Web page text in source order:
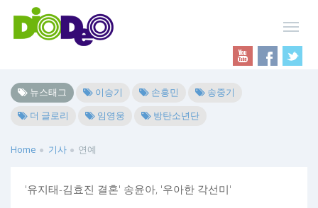
뉴스태그 이승기 손흥민
송중기
더 글로리
임영웅 방탄소년단
Home 기사 연예
'유지태-김효진 결혼' 송윤아, '우아한 각선미'